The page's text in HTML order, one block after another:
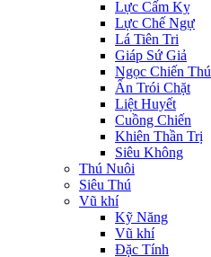
Lực Cấm Kỵ
Lực Chế Ngự
Lá Tiên Tri
Giáp Sứ Giả
Ngọc Chiến Thú
Ấn Trói Chặt
Liệt Huyết
Cuồng Chiến
Khiên Thần Trị
Siêu Không
Thú Nuôi
Siêu Thú
Vũ khí
Kỹ Năng
Vũ khí
Đặc Tính